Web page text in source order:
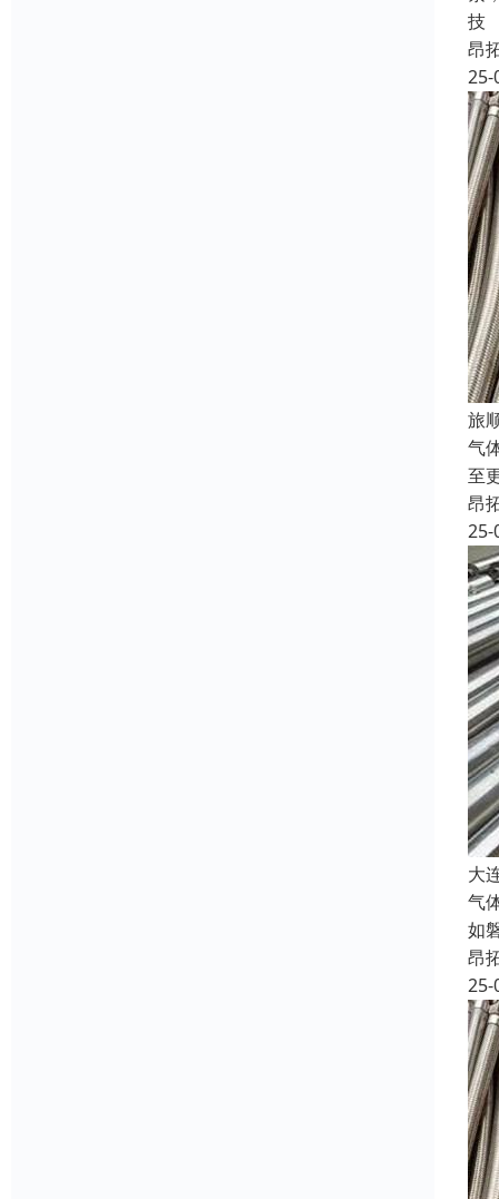
技
昂
25-
旅
气
至
昂
25-
大
气
如
昂
25-